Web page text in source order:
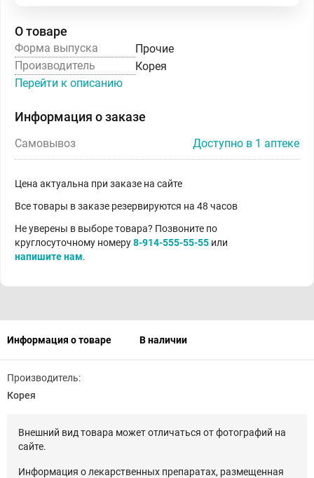
О товаре
Форма выпуска
Прочие
Производитель
Корея
Перейти к описанию
Информация о заказе
Самовывоз Доступно в 1 аптеке
Цена актуальна при заказе на сайте
Все товары в заказе резервируются на 48 часов
Не уверены в выборе товара? Позвоните по
круглосуточному номеру8-914-555-55-55 или
напишите нам.
Информация о товаре В наличии
Производитель:
Корея
Внешний вид товара может отличаться от фотографий на
сайте.
Информация о лекарственных препаратах, размещенная